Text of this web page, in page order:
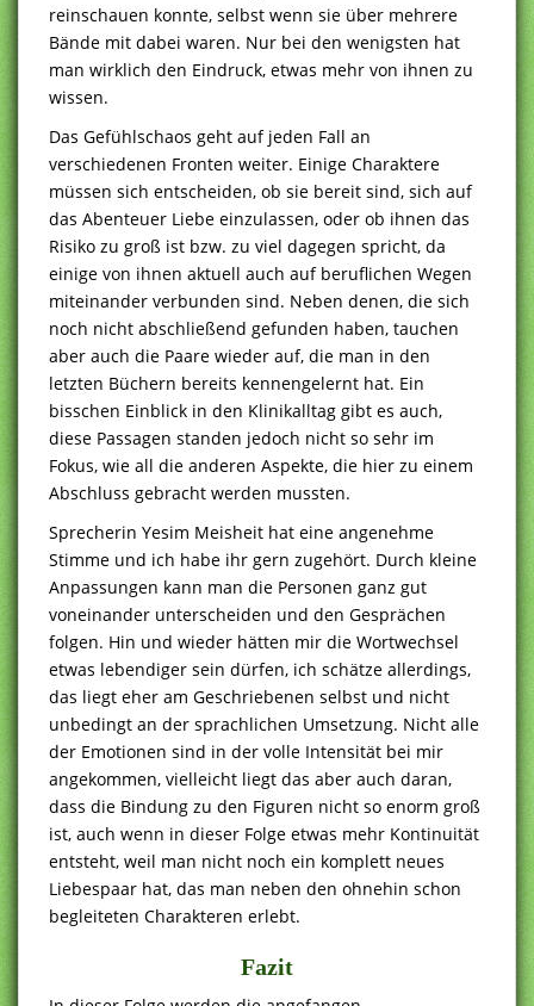
reinschauen konnte, selbst wenn sie über mehrere
Bände mit dabei waren. Nur bei den wenigsten hat
man wirklich den Eindruck, etwas mehr von ihnen zu
wissen.
Das Gefühlschaos geht auf jeden Fall an
verschiedenen Fronten weiter. Einige Charaktere
müssen sich entscheiden, ob sie bereit sind, sich auf
das Abenteuer Liebe einzulassen, oder ob ihnen das
Risiko zu groß ist bzw. zu viel dagegen spricht, da
einige von ihnen aktuell auch auf beruflichen Wegen
miteinander verbunden sind. Neben denen, die sich
noch nicht abschließend gefunden haben, tauchen
aber auch die Paare wieder auf, die man in den
letzten Büchern bereits kennengelernt hat. Ein
bisschen Einblick in den Klinikalltag gibt es auch,
diese Passagen standen jedoch nicht so sehr im
Fokus, wie all die anderen Aspekte, die hier zu einem
Abschluss gebracht werden mussten.
Sprecherin Yesim Meisheit hat eine angenehme
Stimme und ich habe ihr gern zugehört. Durch kleine
Anpassungen kann man die Personen ganz gut
voneinander unterscheiden und den Gesprächen
folgen. Hin und wieder hätten mir die Wortwechsel
etwas lebendiger sein dürfen, ich schätze allerdings,
das liegt eher am Geschriebenen selbst und nicht
unbedingt an der sprachlichen Umsetzung. Nicht alle
der Emotionen sind in der volle Intensität bei mir
angekommen, vielleicht liegt das aber auch daran,
dass die Bindung zu den Figuren nicht so enorm groß
ist, auch wenn in dieser Folge etwas mehr Kontinuität
entsteht, weil man nicht noch ein komplett neues
Liebespaar hat, das man neben den ohnehin schon
begleiteten Charakteren erlebt.
Fazit